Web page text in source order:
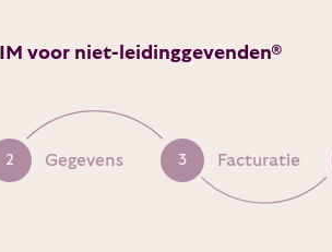
voor niet-leidinggevenden®
2 Gegevens 3 Facturatie